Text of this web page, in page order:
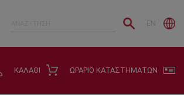
EN
ΩΡΑΡΙΟ ΚΑΤΑΣΤΗΜΑΤΩΝ
ΚΑΛΑΘΙ